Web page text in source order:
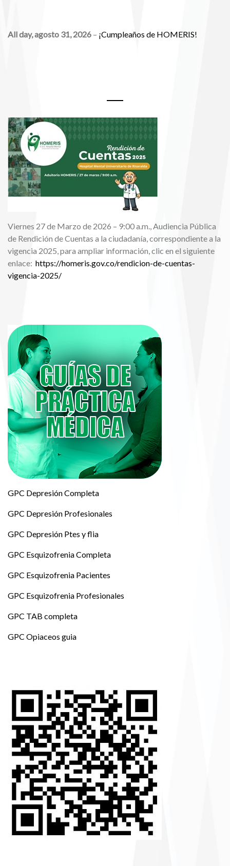
All day,agosto 31, 2026 – ¡Cumpleaños de HOMERIS!
Viernes 27 de Marzo de 2026 – 9:00 a.m., Audiencia Pública
de Rendición de Cuentas a la ciudadanía, correspondiente a la
vigencia 2025, para ampliar información, clic en el siguiente
enlace: https://homeris.gov.co/rendicion-de-cuentas-
vigencia-2025/
GPC Depresión Completa
GPC Depresión Profesionales
GPC Depresión Ptes y flia
GPC Esquizofrenia Completa
GPC Esquizofrenia Pacientes
GPC Esquizofrenia Profesionales
GPC TAB completa
GPC Opiaceos guia